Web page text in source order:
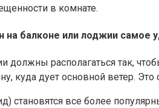
в комнате.
на балконе или лоджии самое
должны располагаться так,
куда дует основной ветер.
становятся все более